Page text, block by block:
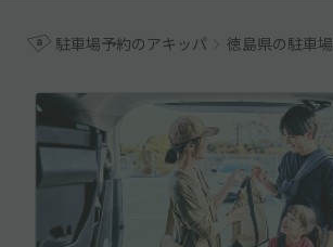
駐車場予約のアキッパ 徳島県の駐車場